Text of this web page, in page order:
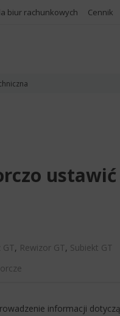
biur rachunkowych Cennik
GT, Rewizor GT, Subiekt GT
informacji